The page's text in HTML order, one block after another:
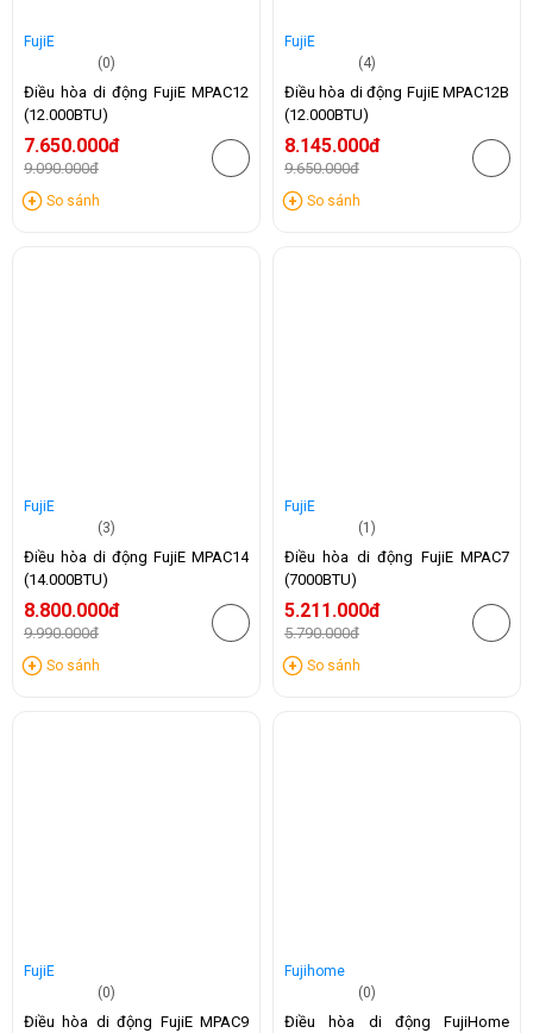
FujiE
(0)
Điều hòa di động FujiE MPAC12
(12.000BTU)
7.650.000đ
9.090.000đ
So sánh
FujiE
(4)
Điều hòa di động FujiE MPAC12B
(12.000BTU)
8.145.000đ
9.650.000đ
So sánh
FujiE
(3)
Điều hòa di động FujiE MPAC14
(14.000BTU)
8.800.000đ
9.990.000đ
So sánh
FujiE
(1)
Điều hòa di động FujiE MPAC7
(7000BTU)
5.211.000đ
5.790.000đ
So sánh
FujiE
(0)
Điều hòa di động FujiE MPAC9
Fujihome
(0)
Điều hòa di động FujiHome